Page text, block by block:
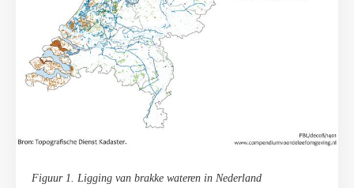
Figuur 1. Ligging van brakke wateren in Nederland